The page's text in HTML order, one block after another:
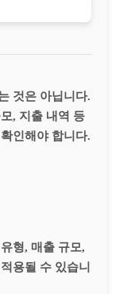
것은 아닙니다.
, 지출 내역 등
인해야 합니다.
형, 매출 규모,
용될 수 있습니